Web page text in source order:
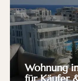
Wohnung